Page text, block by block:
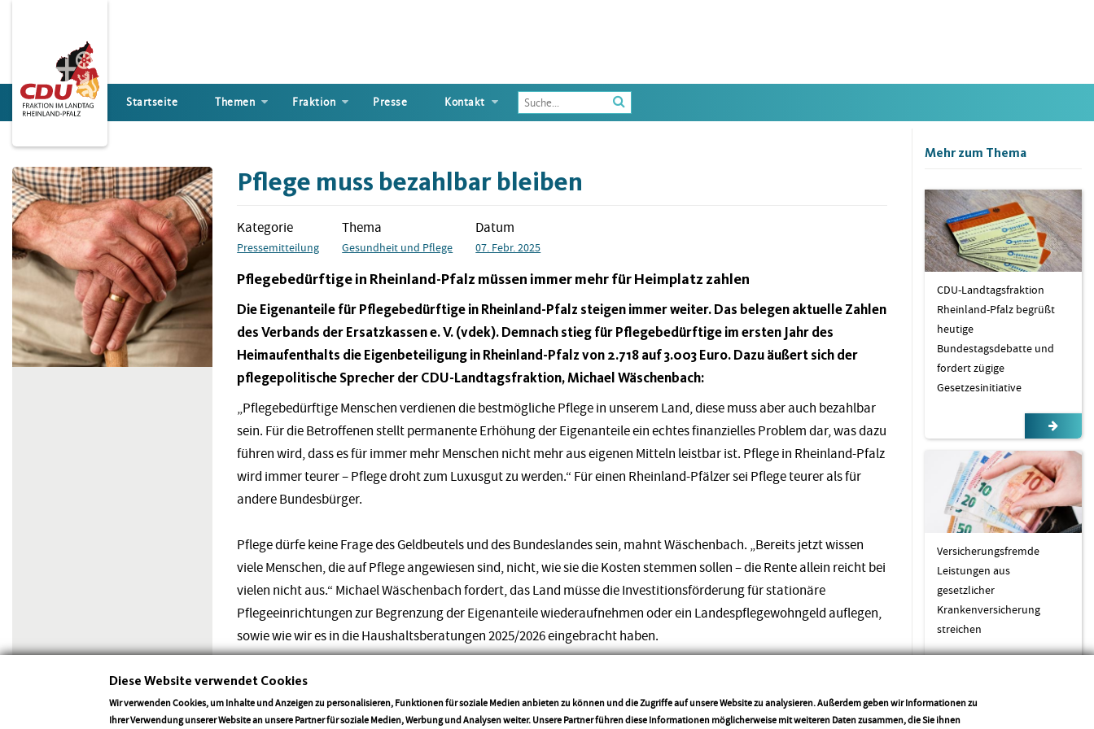
Startseite Themen Fraktion Presse Kontakt
Enter
the
to
Pflege muss bezahlbar bleiben
Kategorie
Pressemitteilung
Thema
Gesundheit und Pflege
Datum
07. Febr. 2025
Pflegebedürftige in Rheinland-Pfalz müssen immer mehr für Heimplatz zahlen
Die Eigenanteile für Pflegebedürftige in Rheinland-Pfalz steigen immer weiter. Das belegen aktuelle Zahlen
des Verbands der Ersatzkassen e. V. (vdek). Demnach stieg für Pflegebedürftige im ersten Jahr des
Heimaufenthalts die Eigenbeteiligung in Rheinland-Pfalz von 2.718 auf 3.003 Euro. Dazu äußert sich der
pflegepolitische Sprecher der CDU-Landtagsfraktion, Michael Wäschenbach:
„Pflegebedürftige Menschen verdienen die bestmögliche Pflege in unserem Land, diese muss aber auch bezahlbar
sein. Für die Betroffenen stellt permanente Erhöhung der Eigenanteile ein echtes finanzielles Problem dar, was dazu
führen wird, dass es für immer mehr Menschen nicht mehr aus eigenen Mitteln leistbar ist. Pflege in Rheinland-Pfalz
wird immer teurer – Pflege droht zum Luxusgut zu werden.“ Für einen Rheinland-Pfälzer sei Pflege teurer als für
andere Bundesbürger.
Pflege dürfe keine Frage des Geldbeutels und des Bundeslandes sein, mahnt Wäschenbach. „Bereits jetzt wissen
viele Menschen, die auf Pflege angewiesen sind, nicht, wie sie die Kosten stemmen sollen – die Rente allein reicht bei
vielen nicht aus.“ Michael Wäschenbach fordert, das Land müsse die Investitionsförderung für stationäre
Pflegeeinrichtungen zur Begrenzung der Eigenanteile wiederaufnehmen oder ein Landespflegewohngeld auflegen,
sowie wie wir es in die Haushaltsberatungen 2025/2026 eingebracht haben.
„In der Vergangenheit gab es bereits diese Förderung des Landes von Investitionskosten in der stationären Pflege.
Die Förderung wurde aufgrund eines Gesetzentwurfes von SPD und FDP im Jahr 2003 unter der damaligen
Mehr zum Thema
CDU-Landtagsfraktion
Rheinland-Pfalz begrüßt
heutige
Bundestagsdebatte und
fordert zügige
Gesetzesinitiative
Versicherungsfremde
Leistungen aus
gesetzlicher
Krankenversicherung
streichen
Diese Website verwendet Cookies
Wir verwenden Cookies, um Inhalte und Anzeigen zu personalisieren, Funktionen für soziale Medien anbieten zu können und die Zugriffe auf unsere Website zu analysieren. Außerdem geben wir Informationen zu
Ihrer Verwendung unserer Website an unsere Partner für soziale Medien, Werbung und Analysen weiter. Unsere Partner führen diese Informationen möglicherweise mit weiteren Daten zusammen, die Sie ihnen